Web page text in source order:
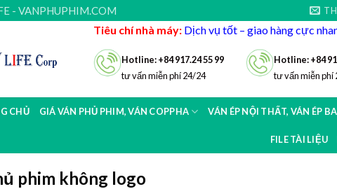
- VANPHUPHIM.COM
Tiêu chí nhà máy: Dịch vụ tốt – giao hàng cực
Hotline: +84 917.24 55 99
tư vấn miễn phí 24/24
Hotline: +84
tư vấn miễn phí
CHỦ GIÁ VÁN PHỦ PHIM, VÁN COPPHA VÁN ÉP NỘI THẤT, VÁN ÉP
FILE TÀI LIỆU
phim không logo